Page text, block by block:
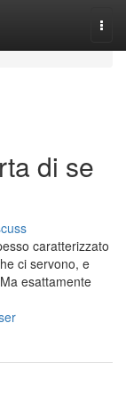
di se
caratterizzato
ci servono, e
esattamente